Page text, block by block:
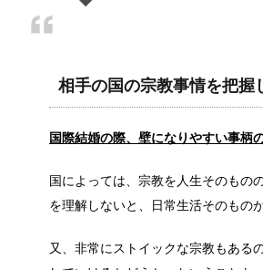
中学生のスマホ依
髪が茶色いのは生
相手の国の宗教事情を把握
国際結婚の際、壁になりやすい事柄
国によっては、宗教を人生そのもの
を理解しないと、日常生活そのもの
又、非常にストイックな宗教もある